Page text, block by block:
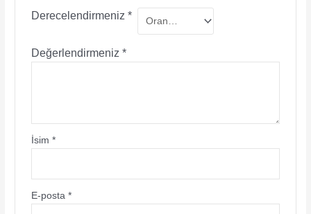
Derecelendirmeniz *
Değerlendirmeniz *
İsim *
E-posta *